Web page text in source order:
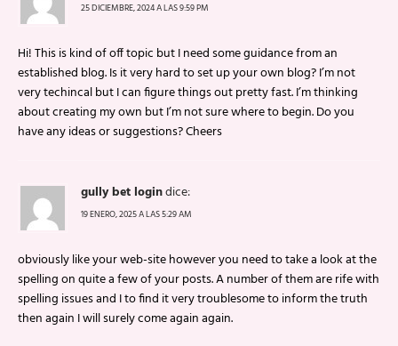
25 DICIEMBRE, 2024 A LAS 9:59 PM
Hi! This is kind of off topic but I need some guidance from an
established blog. Is it very hard to set up your own blog? I’m not
very techincal but I can figure things out pretty fast. I’m thinking
about creating my own but I’m not sure where to begin. Do you
have any ideas or suggestions? Cheers
gully bet logindice:
19 ENERO, 2025 A LAS 5:29 AM
obviously like your web-site however you need to take a look at the
spelling on quite a few of your posts. A number of them are rife with
spelling issues and I to find it very troublesome to inform the truth
then again I will surely come again again.